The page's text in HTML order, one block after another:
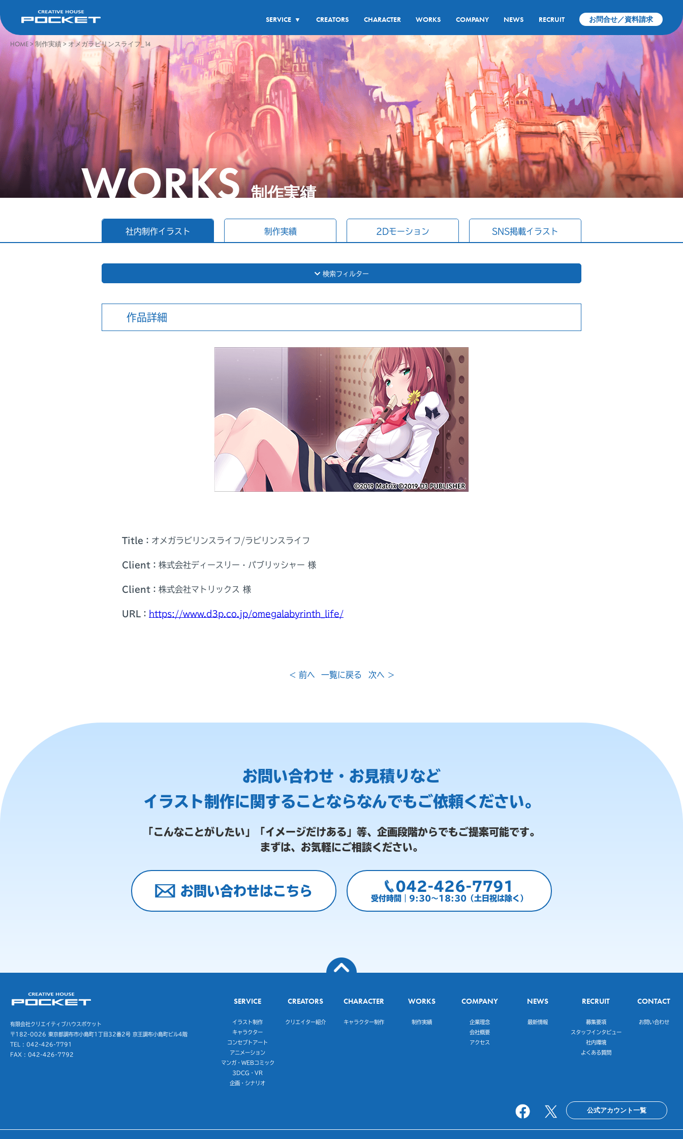
SERVICE ▼ CREATORS CHARACTER WORKS COMPANY NEWS RECRUIT お問合せ／資料請求
HOME>制作実績> オメガラビリンスライフ_14
WORKS 制作実績
社内制作イラスト 制作実績 2Dモーション SNS掲載イラスト
検索フィルター
作品詳細
Title： オメガラビリンスライフ/ラビリンスライフ
Client： 株式会社ディースリー・パブリッシャー 様
Client： 株式会社マトリックス 様
URL： https://www.d3p.co.jp/omegalabyrinth_life/
< 前へ 一覧に戻る 次へ >
お問い合わせ・お見積りなど
イラスト制作に関することならなんでもご依頼ください。
「こんなことがしたい」「イメージだけある」等、 企画段階からでもご提案可能です。
まずは、お気軽にご相談ください。
お問い合わせはこちら 042-426-7791
受付時間｜9:30～18:30（土日祝は除く）
有限会社クリエイティブハウスポケット
〒182-0026 東京都調布市小島町1丁目32番2号京王調布小島町ビル4階
TEL : 042-426-7791
FAX : 042-426-7792
SERVICE
イラスト制作
キャラクター
コンセプトアート
アニメーション
マンガ・WEBコミック
3DCG・VR
企画・シナリオ
CREATORS
クリエイター紹介
CHARACTER
キャラクター制作
WORKS
制作実績
COMPANY
企業理念
会社概要
アクセス
NEWS
最新情報
RECRUIT
募集要項
スタッフインタビュー
社内環境
よくある質問
CONTACT
お問い合わせ
公式アカウント一覧